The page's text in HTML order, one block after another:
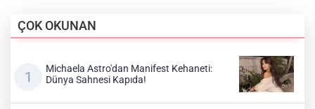
ÇOK OKUNAN
Michaela Astro'dan Manifest Kehaneti:
Dünya Sahnesi Kapıda!